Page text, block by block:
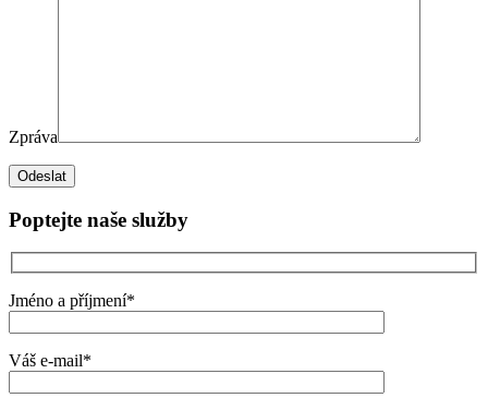
Zpráva
Poptejte naše služby
Jméno a příjmení*
Váš e-mail*